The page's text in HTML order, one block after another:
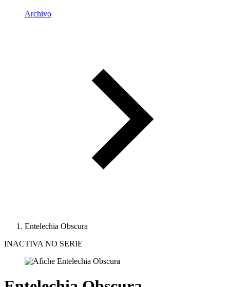
Archivo
Entelechia Obscura
INACTIVA NO SERIE